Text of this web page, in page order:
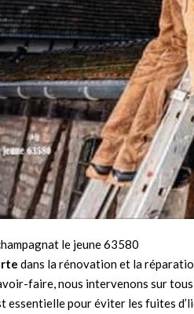
le jeune 63580
dans la rénovation et la
faire, nous intervenons sur
pour éviter les fuites